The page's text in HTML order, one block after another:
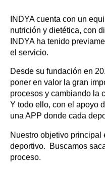
INDYA cuenta con un